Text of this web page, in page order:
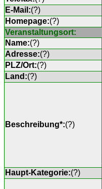
E-Mail:(?)
Homepage:(?)
Veranstaltungsort:
Name:(?)
Adresse:(?)
PLZ/Ort:(?)
Land:(?)
Beschreibung*:(?)
Haupt-Kategorie:(?)